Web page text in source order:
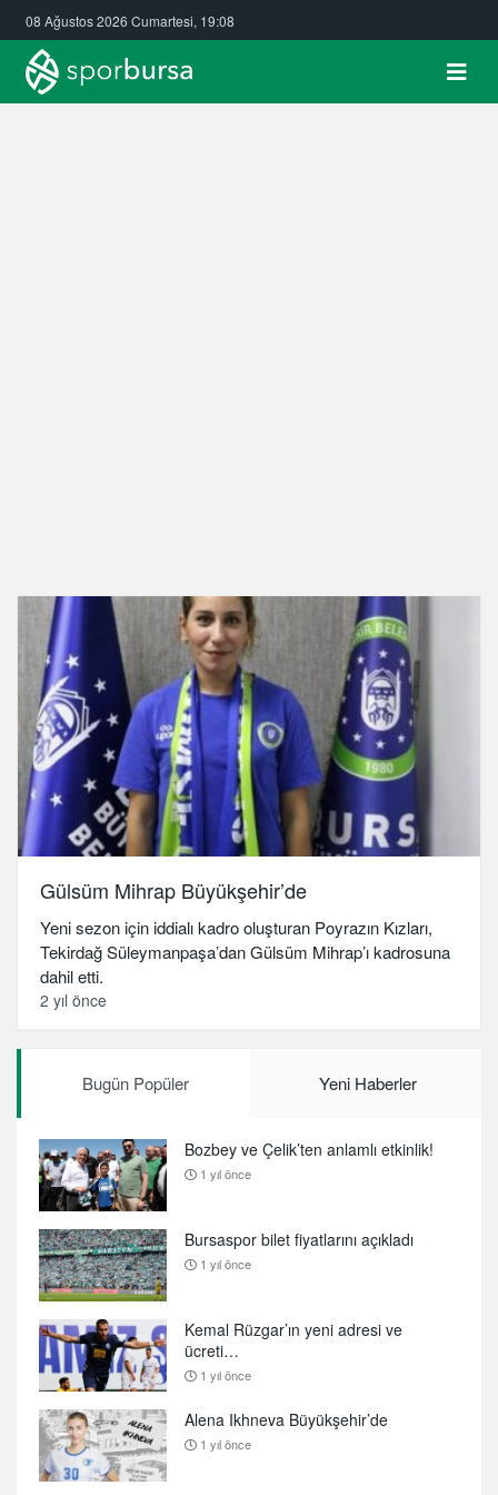
08 Ağustos 2026 Cumartesi, 19:08
Gülsüm Mihrap Büyükşehir’de
Yeni sezon için iddialı kadro oluşturan Poyrazın Kızları,
Tekirdağ Süleymanpaşa’dan Gülsüm Mihrap’ı kadrosuna
dahil etti.
2 yıl önce
Bugün Popüler Yeni Haberler
Bozbey ve Çelik’ten anlamlı etkinlik!
1 yıl önce
Bursaspor bilet fiyatlarını açıkladı
1 yıl önce
Kemal Rüzgar’ın yeni adresi ve
ücreti…
1 yıl önce
Alena Ikhneva Büyükşehir’de
1 yıl önce